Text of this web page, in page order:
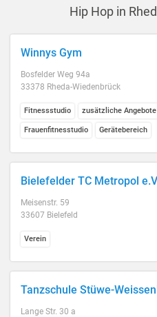
Hip Hop in
Winnys Gym
Bosfelder Weg 94a
33378 Rheda-Wiedenbrück
Fitnessstudio zusätzliche
Frauenfitnesstudio Gerätebereich
Bielefelder TC Metropol
Meisenstr. 59
33607 Bielefeld
Verein
Tanzschule Stüwe-
Lange Str. 30 a